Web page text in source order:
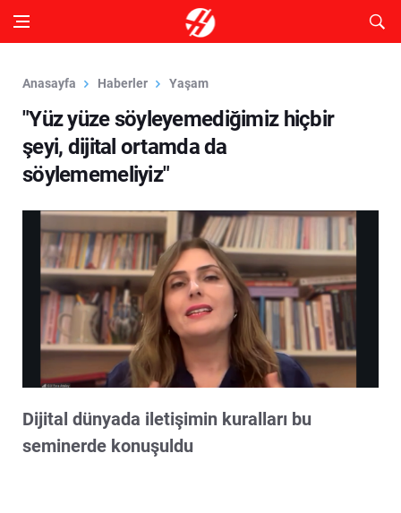
Anasayfa Haberler Yaşam
"Yüz yüze söyleyemediğimiz hiçbir
şeyi, dijital ortamda da
söylememeliyiz"
Dijital dünyada iletişimin kuralları bu
seminerde konuşuldu